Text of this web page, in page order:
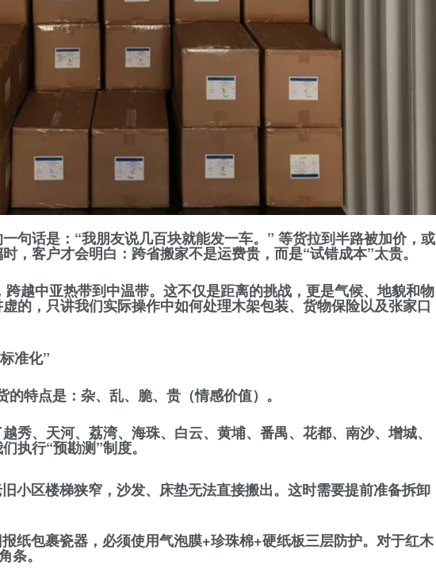
句话是：“我朋友说几百块就能发一车。” 等货拉到半路被加价，或
，客户才会明白： 跨省搬家不是运费贵，而是“试错成本”太贵。
越中亚热带到中温带。这不仅是距离的挑战，更是气候、地貌和物
的，只讲我们实际操作中如何处理木架包装、货物保险以及张家口
准化”
的特点是： 杂、乱、脆、贵 （情感价值）。
越秀、天河、荔湾、海珠、白云、黄埔、番禺、花都、南沙、增城、
执行“预勘测”制度。
小区楼梯狭窄，沙发、床垫无法直接搬出。这时需要提前准备拆卸
纸包裹瓷器，必须使用气泡膜+珍珠棉+硬纸板三层防护。对于红木
条。